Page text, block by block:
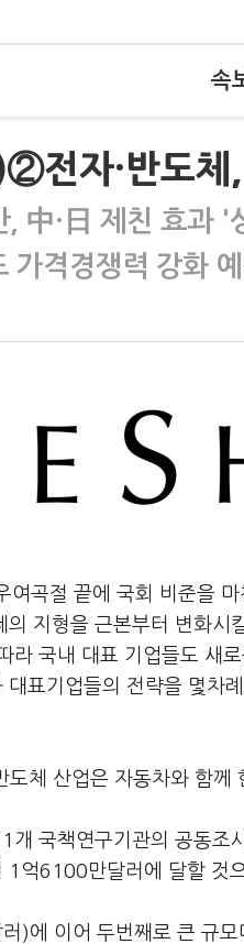
속
전자·반도
, 中·日 제친 효과 '
가격경쟁력 강화
여곡절 끝에 국회 비준을
지형을 근본부터 변화
라 국내 대표 기업들도 새
표기업들의 전략을 몇차
도체 산업은 자동차와 함께
개 국책연구기관의 공동
1억6100만달러에 달할 것
)에 이어 두번째로 큰 규모